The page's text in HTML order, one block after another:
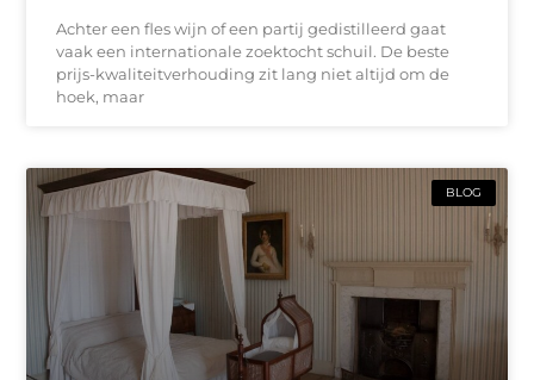
Achter een fles wijn of een partij gedistilleerd gaat
vaak een internationale zoektocht schuil. De beste
prijs-kwaliteitverhouding zit lang niet altijd om de
hoek, maar
BLOG